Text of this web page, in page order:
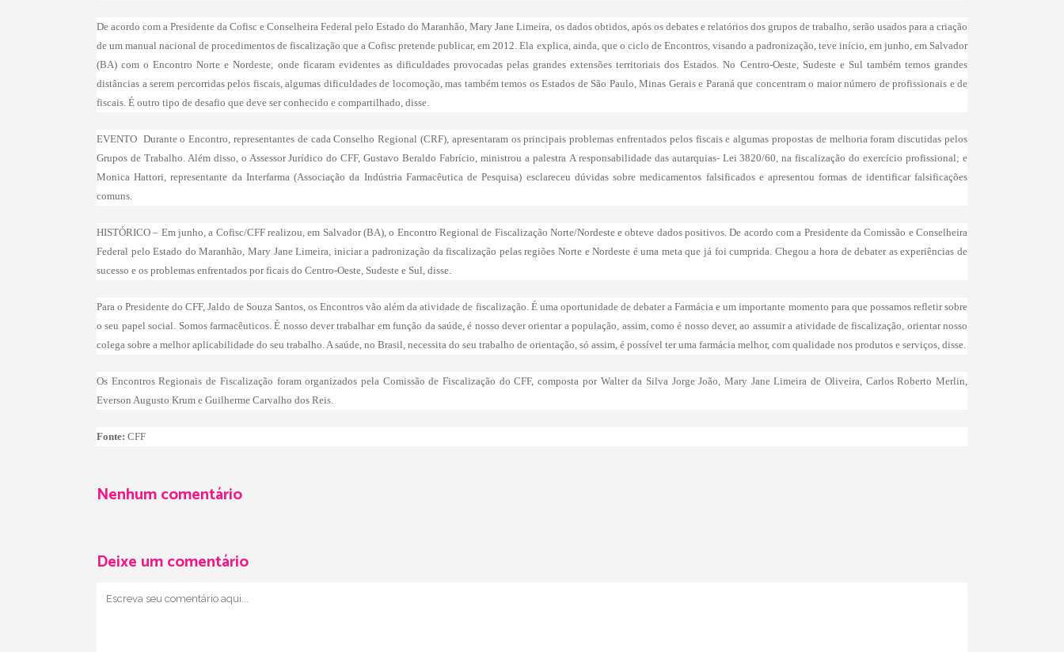
De acordo com a Presidente da Cofisc e Conselheira Federal pelo Estado do Maranhão, Mary Jane Limeira, os dados obtidos, após os debates e relatórios dos grupos de trabalho, serão usados para a criação
de um manual nacional de procedimentos de fiscalização que a Cofisc pretende publicar, em 2012. Ela explica, ainda, que o ciclo de Encontros, visando a padronização, teve início, em junho, em Salvador
(BA) com o Encontro Norte e Nordeste, onde ficaram evidentes as dificuldades provocadas pelas grandes extensões territoriais dos Estados. No Centro-Oeste, Sudeste e Sul também temos grandes
distâncias a serem percorridas pelos fiscais, algumas dificuldades de locomoção, mas também temos os Estados de São Paulo, Minas Gerais e Paraná que concentram o maior número de profissionais e de
fiscais. É outro tipo de desafio que deve ser conhecido e compartilhado, disse.
EVENTO  Durante o Encontro, representantes de cada Conselho Regional (CRF), apresentaram os principais problemas enfrentados pelos fiscais e algumas propostas de melhoria foram discutidas pelos
Grupos de Trabalho. Além disso, o Assessor Jurídico do CFF, Gustavo Beraldo Fabrício, ministrou a palestra A responsabilidade das autarquias- Lei 3820/60, na fiscalização do exercício profissional; e
Monica Hattori, representante da Interfarma (Associação da Indústria Farmacêutica de Pesquisa) esclareceu dúvidas sobre medicamentos falsificados e apresentou formas de identificar falsificações
comuns.
HISTÓRICO – Em junho, a Cofisc/CFF realizou, em Salvador (BA), o Encontro Regional de Fiscalização Norte/Nordeste e obteve dados positivos. De acordo com a Presidente da Comissão e Conselheira
Federal pelo Estado do Maranhão, Mary Jane Limeira, iniciar a padronização da fiscalização pelas regiões Norte e Nordeste é uma meta que já foi cumprida. Chegou a hora de debater as experiências de
sucesso e os problemas enfrentados por ficais do Centro-Oeste, Sudeste e Sul, disse.
Para o Presidente do CFF, Jaldo de Souza Santos, os Encontros vão além da atividade de fiscalização. É uma oportunidade de debater a Farmácia e um importante momento para que possamos refletir sobre
o seu papel social. Somos farmacêuticos. É nosso dever trabalhar em função da saúde, é nosso dever orientar a população, assim, como é nosso dever, ao assumir a atividade de fiscalização, orientar nosso
colega sobre a melhor aplicabilidade do seu trabalho. A saúde, no Brasil, necessita do seu trabalho de orientação, só assim, é possível ter uma farmácia melhor, com qualidade nos produtos e serviços, disse.
Os Encontros Regionais de Fiscalização foram organizados pela Comissão de Fiscalização do CFF, composta por Walter da Silva Jorge João, Mary Jane Limeira de Oliveira, Carlos Roberto Merlin,
Everson Augusto Krum e Guilherme Carvalho dos Reis.
Fonte: CFF
Nenhum comentário
Deixe um comentário